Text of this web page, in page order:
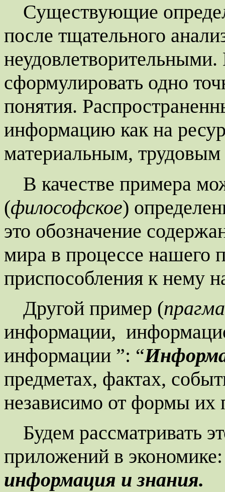
Существующие
после тщательного
сформулировать одно
понятия.
информацию как на
материальным,
В качестве примера
(философское)
это обозначение
мира в процессе нашего
приспособления к нему
Другой пример (
информации,
информации ”: “
предметах, фактах,
независимо от формы их
Будем рассматривать
приложений в
информация и знания.